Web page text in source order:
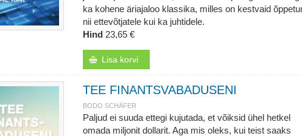
ka kohene äriajaloo klassika, milles on kestvaid
nii ettevõtjatele kui ka juhtidele.
Hind 23,65 €
Lisa korvi
TEE FINANTSVABADUSENI
BODO SCHÄFER
Paljud ei suuda ettegi kujutada, et võiksid ühel hetkel
omada miljonit dollarit. Aga mis oleks, kui teist saaks